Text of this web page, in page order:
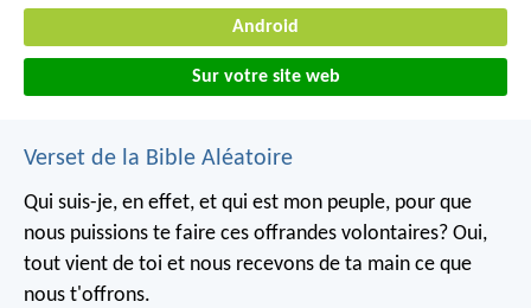
Android
Sur votre site web
Verset de la Bible Aléatoire
Qui suis-je, en effet, et qui est mon peuple, pour que
nous puissions te faire ces offrandes volontaires? Oui,
tout vient de toi et nous recevons de ta main ce que
nous t'offrons.